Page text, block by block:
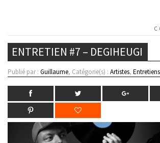
ENTRETIEN #7 – DEGIHEUGI
Publié par : Guillaume, Catégorie(s) : Artistes, Entretiens